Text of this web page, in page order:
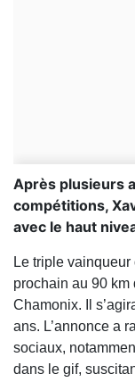
Après plusieurs
compétitions,
avec le haut
Le triple vainqueur
prochain au 90 km
Chamonix. Il
ans. L’annonce a
sociaux,
dans le gif,